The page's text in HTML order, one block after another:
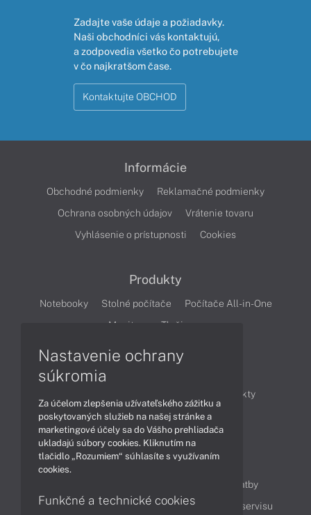
Zadajte vaše údaje a požiadavky.
Naši obchodníci vás kontaktujú,
a zodpovedia všetko čo potrebujete
v čo najkratšom čase.
Kontaktujte OBCHOD
Informácie
Obchodné podmienky
Reklamačné podmienky
Ochrana osobných údajov
Vrátenie tovaru
Vyhlásenie o prístupnosti
Cookies
Produkty
Notebooky Stolné počítače
Počítače All-in-One
Monitory
Tlačiarne
Produkty
Technológie
Videá
Obsah
Možnosti doručenia a platby
Podpora a servis
Servisné služby Cenník servisu
Nastavenie ochrany
súkromia
Za účelom zlepšenia užívateľského zážitku a
poskytovaných služieb na našej stránke a
marketingové účely sa do Vášho prehliadača
ukladajú súbory cookies. Kliknutím na
tlačidlo „Rozumiem“ súhlasíte s využívaním
cookies.
Funkčné a technické cookies